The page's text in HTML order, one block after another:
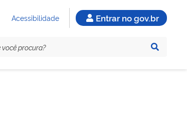
Acessibilidade Entrar no gov.br